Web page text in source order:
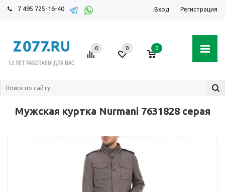
7 495 725-16-40 Вход Регистрация
0 0 0
Мужская куртка Nurmani 7631828 серая